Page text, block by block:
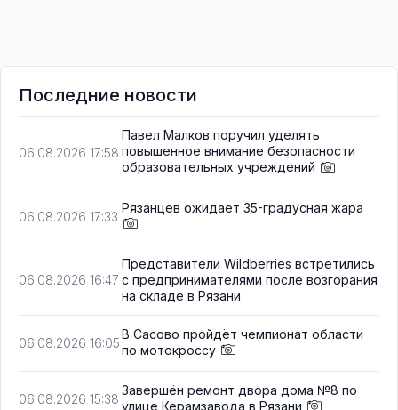
Последние новости
06.08.2026 17:58
Павел Малков поручил уделять
повышенное внимание безопасности
образовательных учреждений
06.08.2026 17:33
Рязанцев ожидает 35-градусная жара
06.08.2026 16:47
Представители Wildberries встретились
с предпринимателями после возгорания
на складе в Рязани
06.08.2026 16:05
В Сасово пройдёт чемпионат области
по мотокроссу
06.08.2026 15:38
Завершён ремонт двора дома №8 по
улице Керамзавода в Рязани